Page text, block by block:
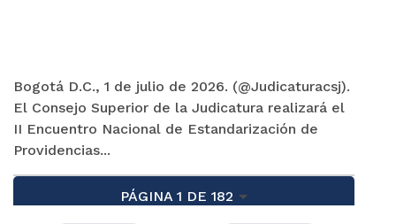
Bogotá D.C., 1 de julio de 2026. (@Judicaturacsj).
El Consejo Superior de la Judicatura realizará el
II Encuentro Nacional de Estandarización de
Providencias...
PÁGINA 1 DE 182